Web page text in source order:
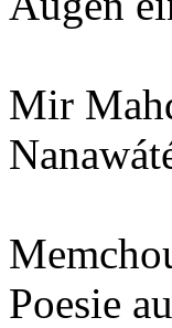
Mir
Poesie